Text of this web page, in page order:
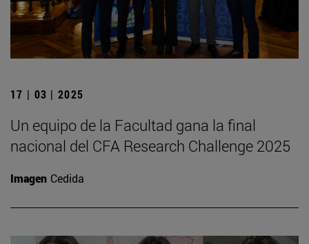
17 | 03 | 2025
Un equipo de la Facultad gana la final
nacional del CFA Research Challenge 2025
Imagen Cedida